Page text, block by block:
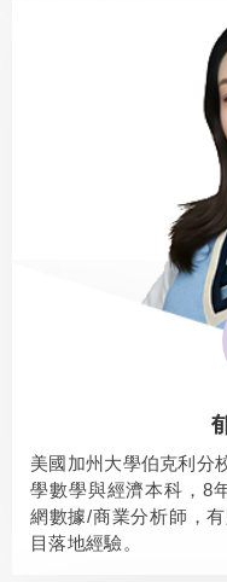
美國加州大學伯克利分
學數學與經濟本科，8
網數據/商業分析師，
目落地經驗。